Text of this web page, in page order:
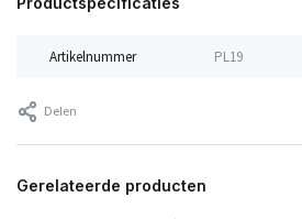
Artikelnummer PL19
Delen
Gerelateerde producten